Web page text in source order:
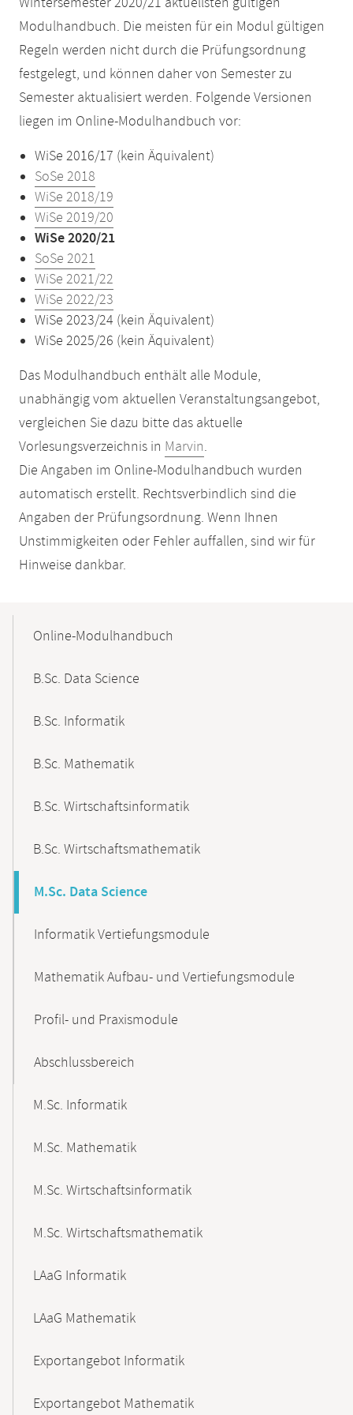
Modulhandbuch. Die meisten für ein Modul gültigen
Regeln werden nicht durch die Prüfungsordnung
festgelegt, und können daher von Semester zu
Semester aktualisiert werden. Folgende Versionen
liegen im Online-Modulhandbuch vor:
WiSe 2016/17 (kein Äquivalent)
SoSe 2018
WiSe 2018/19
WiSe 2019/20
WiSe 2020/21
SoSe 2021
WiSe 2021/22
WiSe 2022/23
WiSe 2023/24 (kein Äquivalent)
WiSe 2025/26 (kein Äquivalent)
Das Modulhandbuch enthält alle Module,
unabhängig vom aktuellen Veranstaltungsangebot,
vergleichen Sie dazu bitte das aktuelle
Vorlesungsverzeichnis in Marvin.
Die Angaben im Online-Modulhandbuch wurden
automatisch erstellt. Rechtsverbindlich sind die
Angaben der Prüfungsordnung. Wenn Ihnen
Unstimmigkeiten oder Fehler auffallen, sind wir für
Hinweise dankbar.
NavigationOnline-Modulhandbuch
B.Sc. Data Science
B.Sc. Informatik
B.Sc. Mathematik
B.Sc. Wirtschaftsinformatik
B.Sc. Wirtschaftsmathematik
M.Sc. Data Science
Informatik Vertiefungsmodule
Mathematik Aufbau- und Vertiefungsmodule
Profil- und Praxismodule
Abschlussbereich
M.Sc. Informatik
M.Sc. Mathematik
M.Sc. Wirtschaftsinformatik
M.Sc. Wirtschaftsmathematik
LAaG Informatik
LAaG Mathematik
Exportangebot Informatik
Exportangebot Mathematik